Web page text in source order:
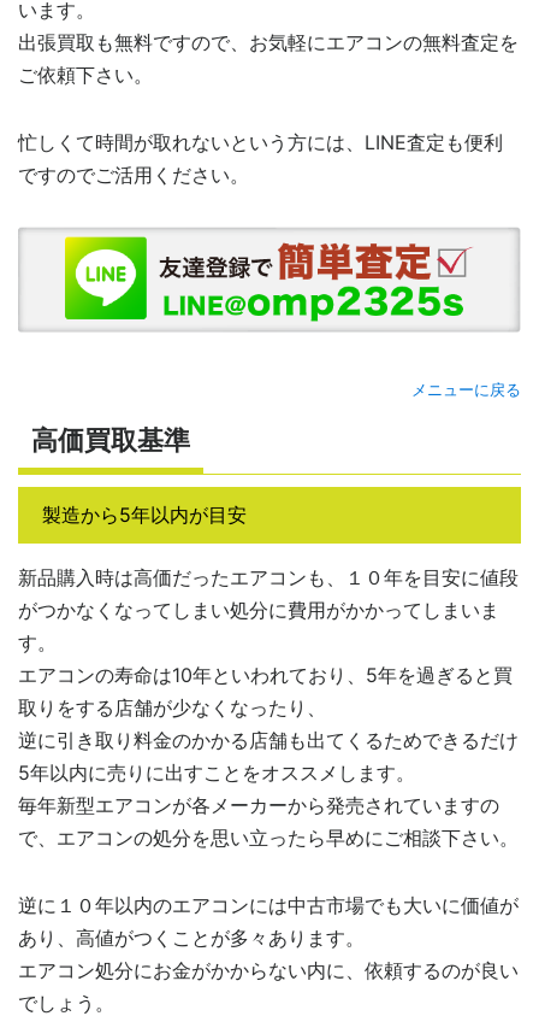
います。
出張買取も無料ですので、お気軽にエアコンの無料査定を
ご依頼下さい。
忙しくて時間が取れないという方には、LINE査定も便利
ですのでご活用ください。
メニューに戻る
高価買取基準
製造から5年以内が目安
新品購入時は高価だったエアコンも、１０年を目安に値段
がつかなくなってしまい処分に費用がかかってしまいま
す。
エアコンの寿命は10年といわれており、5年を過ぎると買
取りをする店舗が少なくなったり、
逆に引き取り料金のかかる店舗も出てくるためできるだけ
5年以内に売りに出すことをオススメします。
毎年新型エアコンが各メーカーから発売されていますの
で、エアコンの処分を思い立ったら早めにご相談下さい。
逆に１０年以内のエアコンには中古市場でも大いに価値が
あり、高値がつくことが多々あります。
エアコン処分にお金がかからない内に、依頼するのが良い
でしょう。